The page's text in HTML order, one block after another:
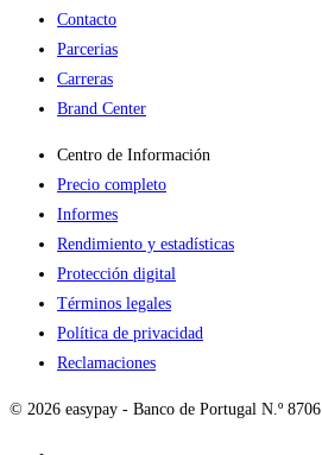
Contacto
Parcerias
Carreras
Brand Center
Centro de Información
Precio completo
Informes
Rendimiento y estadísticas
Protección digital
Términos legales
Política de privacidad
Reclamaciones
© 2026 easypay - Banco de Portugal N.º 8706